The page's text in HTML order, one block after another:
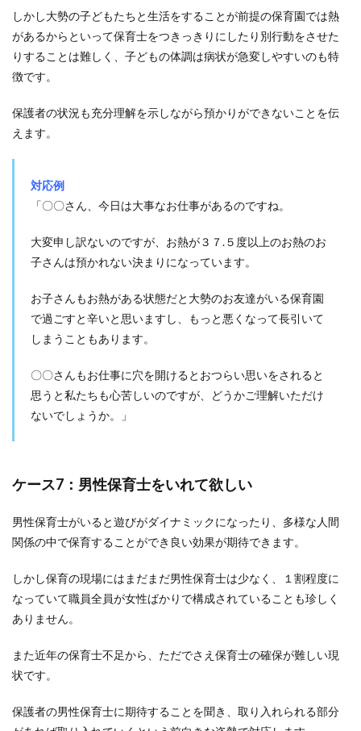
しかし大勢の子どもたちと生活をすることが前提の保育園では熱
があるからといって保育士をつきっきりにしたり別行動をさせた
りすることは難しく、子どもの体調は病状が急変しやすいのも特
徴です。
保護者の状況も充分理解を示しながら預かりができないことを伝
えます。
対応例
「〇〇さん、今日は大事なお仕事があるのですね。
大変申し訳ないのですが、お熱が３７.５度以上のお熱のお
子さんは預かれない決まりになっています。
お子さんもお熱がある状態だと大勢のお友達がいる保育園
で過ごすと辛いと思いますし、もっと悪くなって長引いて
しまうこともあります。
〇〇さんもお仕事に穴を開けるとおつらい思いをされると
思うと私たちも心苦しいのですが、どうかご理解いただけ
ないでしょうか。」
ケース7：男性保育士をいれて欲しい
男性保育士がいると遊びがダイナミックになったり、多様な人間
関係の中で保育することができ良い効果が期待できます。
しかし保育の現場にはまだまだ男性保育士は少なく、１割程度に
なっていて職員全員が女性ばかりで構成されていることも珍しく
ありません。
また近年の保育士不足から、ただでさえ保育士の確保が難しい現
状です。
保護者の男性保育士に期待することを聞き、取り入れられる部分